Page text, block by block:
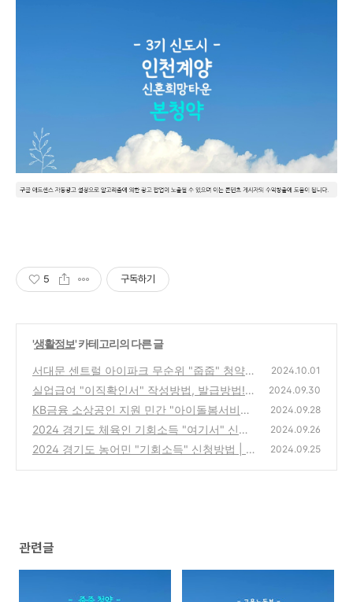
5 구독하기
'생활정보' 카테고리의 다른 글
서대문 센트럴 아이파크 무순위 "줍줍" 청약신
청 바로가기 | 임의공급 분양가 8억대(평면도)
(0)
2024.10.01
실업급여 "이직확인서" 작성방법, 발급방법!
(회사에 이직확인서 '발급요청' 하기)
(0)
2024.09.30
KB금융 소상공인 지원 민간 "아이돌봄서비스"
신청하세요! (6개월간 360만원 지원)
(0)
2024.09.28
2024 경기도 체육인 기회소득 "여기서" 신청
하세요 (신청대상: 선수, 지도자, 심판)
(0)
2024.09.26
2024 경기도 농어민 "기회소득" 신청방법 | 월
2024.09.25
관련글